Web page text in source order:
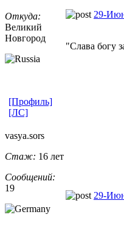
Откуда:
Великий
Новгород
29-
"Слава богу
[Профиль]
[ЛС]
vasya.sors
Стаж: 16 лет
Сообщений:
19
29-